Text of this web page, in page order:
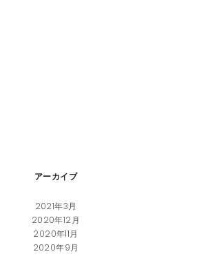
アーカイブ
2021年3月
2020年12月
2020年11月
2020年9月